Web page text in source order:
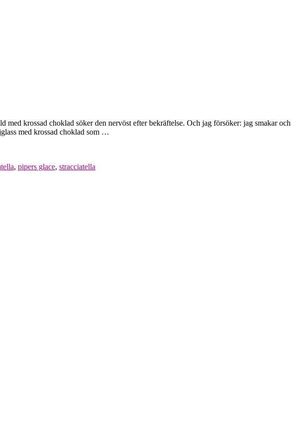
krossad choklad söker den nervöst efter bekräftelse. Och jag försöker: jag smakar och
med krossad choklad som …
, pipers glace, stracciatella